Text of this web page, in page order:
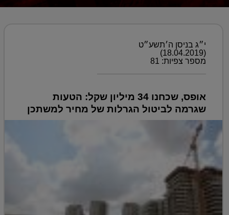
י״ג בניסן ה׳תשע״ט
(18.04.2019)
מספר צפיות: 81
אופס, שכחנו 34 מיליון שקל: הטעות
שגרמה לביטול הגרלות של מחיר למשתכן